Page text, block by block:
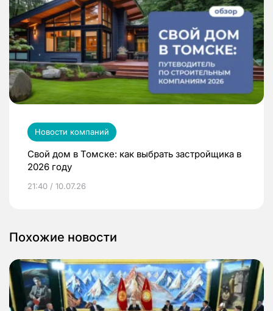
Новости компаний
Свой дом в Томске: как выбрать застройщика в
2026 году
21:40 / 10.07.26
Похожие новости